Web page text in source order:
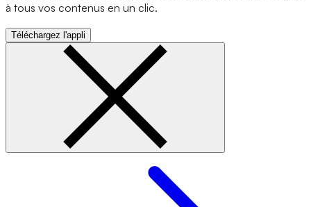
à tous vos contenus en un clic.
Téléchargez l'appli